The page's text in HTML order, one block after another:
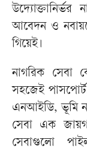
উদ্যোক্তানির্ভর
আবেদন ও
গিয়েই।
নাগরিক সেবা
সহজেই
এনআইডি, ভূমি
সেবা এক
সেবাগুলো